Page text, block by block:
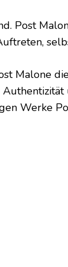
Post
Malone
Werke